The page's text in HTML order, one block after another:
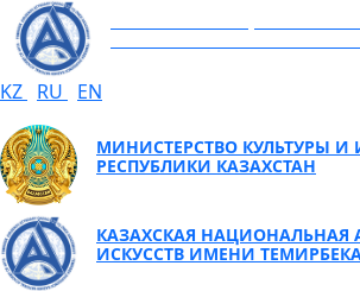
KZ RU EN
МИНИСТЕРСТВО КУЛЬТУРЫ
РЕСПУБЛИКИ КАЗАХСТАН
КАЗАХСКАЯ НАЦИОНАЛЬНАЯ
ИСКУССТВ ИМЕНИ